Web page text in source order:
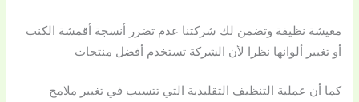
معيشة نظيفة وتضمن لك شركتنا عدم تضرر أنسجة أقمشة الكنب
أو تغيير ألوانها نظرا لأن الشركة تستخدم أفضل منتجات
كما أن عملية التنظيف التقليدية التي تتسبب في تغيير ملامح